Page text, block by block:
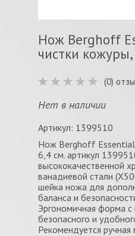
Нож Berghoff
чистки
(0)
Нет в наличии
Артикул: 1399510
Нож Berghoff
6,4 см. артикул
высококачественной
ванадиевой стали
шейка ножа для
баланса и
Эргономичная форма
безопасного и
Рекомендуется ручная